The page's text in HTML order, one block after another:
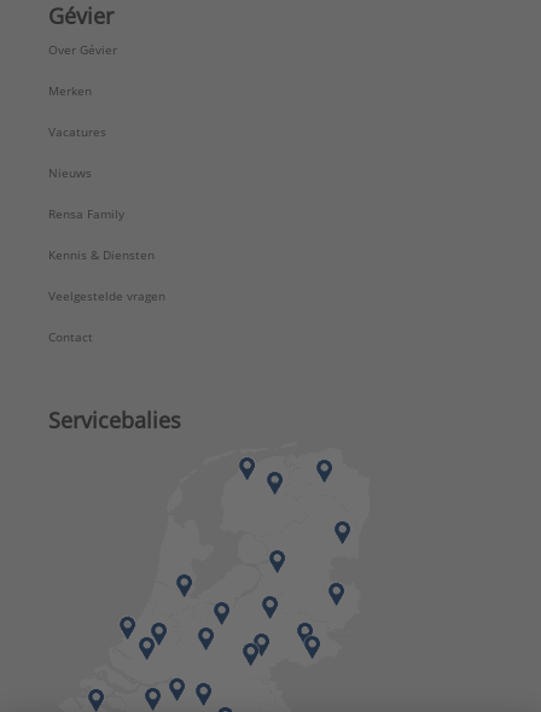
Gévier
Over Gévier
Merken
Vacatures
Nieuws
Rensa Family
Kennis & Diensten
Veelgestelde vragen
Contact
Servicebalies